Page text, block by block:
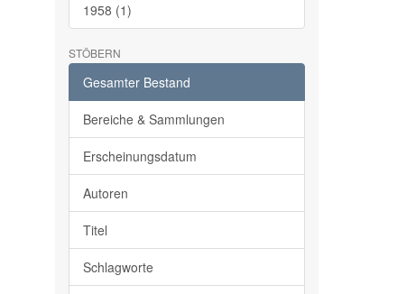
1958 (1)
STÖBERN
Gesamter Bestand
Bereiche & Sammlungen
Erscheinungsdatum
Autoren
Titel
Schlagworte